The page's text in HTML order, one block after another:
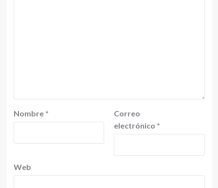
Nombre *
Correo
electrónico *
Web